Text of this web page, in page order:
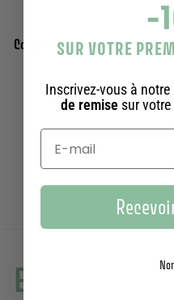
Complétez la routine
Eau de
En savoir plus
-
SUR VOTRE
Inscrivez-vous à
de remise sur